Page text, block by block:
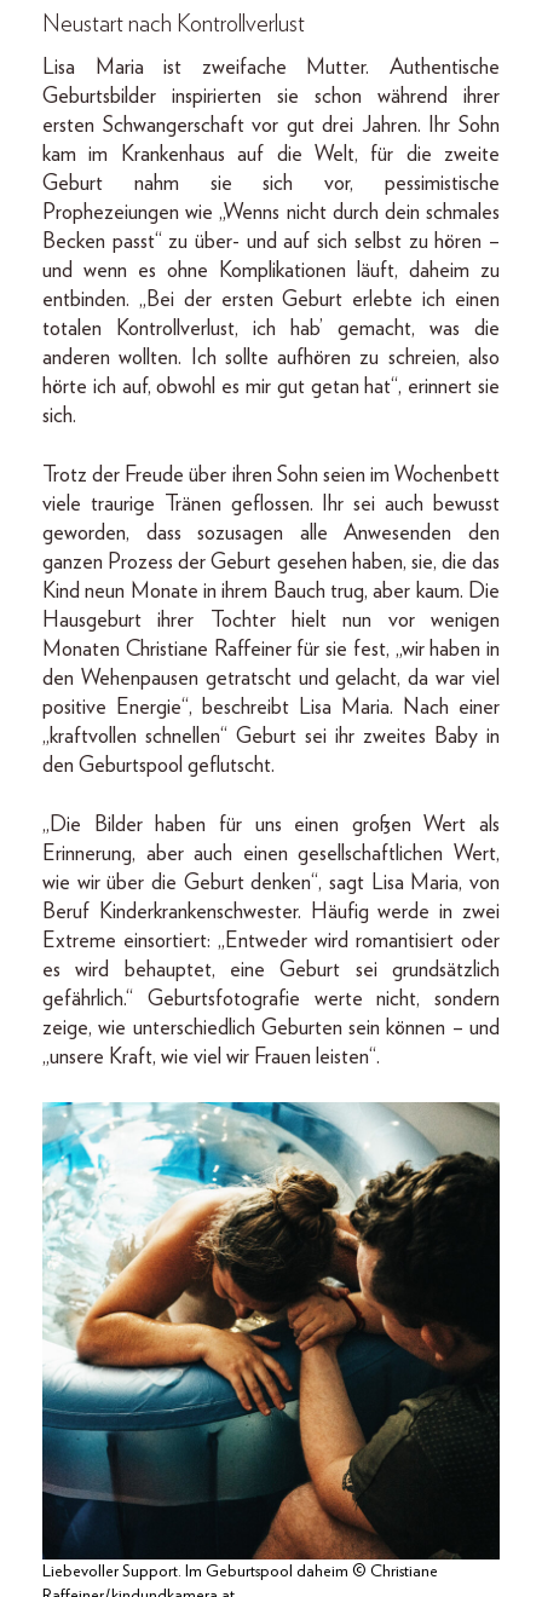
Neustart nach Kontrollverlust
Lisa Maria ist zweifache Mutter. Authentische
Geburtsbilder inspirierten sie schon während ihrer
ersten Schwangerschaft vor gut drei Jahren. Ihr Sohn
kam im Krankenhaus auf die Welt, für die zweite
Geburt nahm sie sich vor, pessimistische
Prophezeiungen wie „Wenns nicht durch dein schmales
Becken passt“ zu über- und auf sich selbst zu hören –
und wenn es ohne Komplikationen läuft, daheim zu
entbinden. „Bei der ersten Geburt erlebte ich einen
totalen Kontrollverlust, ich hab’ gemacht, was die
anderen wollten. Ich sollte aufhören zu schreien, also
hörte ich auf, obwohl es mir gut getan hat“, erinnert sie
sich.
Trotz der Freude über ihren Sohn seien im Wochenbett
viele traurige Tränen geflossen. Ihr sei auch bewusst
geworden, dass sozusagen alle Anwesenden den
ganzen Prozess der Geburt gesehen haben, sie, die das
Kind neun Monate in ihrem Bauch trug, aber kaum. Die
Hausgeburt ihrer Tochter hielt nun vor wenigen
Monaten Christiane Raffeiner für sie fest, „wir haben in
den Wehenpausen getratscht und gelacht, da war viel
positive Energie“, beschreibt Lisa Maria. Nach einer
„kraftvollen schnellen“ Geburt sei ihr zweites Baby in
den Geburtspool geflutscht.
„Die Bilder haben für uns einen großen Wert als
Erinnerung, aber auch einen gesellschaftlichen Wert,
wie wir über die Geburt denken“, sagt Lisa Maria, von
Beruf Kinderkrankenschwester. Häufig werde in zwei
Extreme einsortiert: „Entweder wird romantisiert oder
es wird behauptet, eine Geburt sei grundsätzlich
gefährlich.“ Geburtsfotografie werte nicht, sondern
zeige, wie unterschiedlich Geburten sein können – und
„unsere Kraft, wie viel wir Frauen leisten“.
Liebevoller Support. Im Geburtspool daheim © Christiane